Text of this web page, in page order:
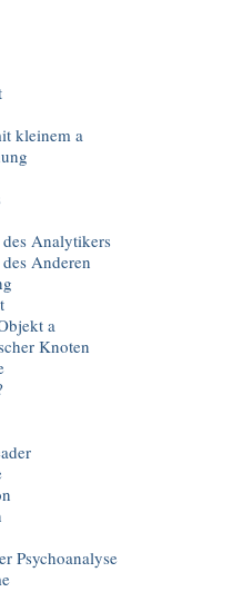
kleinem a
Analytikers
Anderen
a
Knoten
Psychoanalyse